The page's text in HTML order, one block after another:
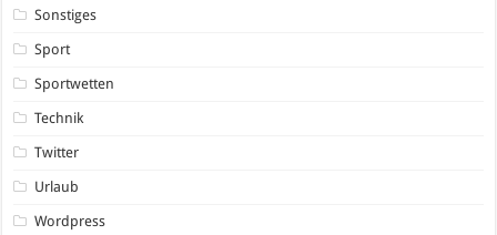
Sonstiges
Sport
Sportwetten
Technik
Twitter
Urlaub
Wordpress